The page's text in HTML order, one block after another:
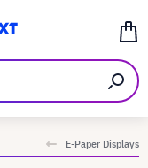
E-Paper Displays